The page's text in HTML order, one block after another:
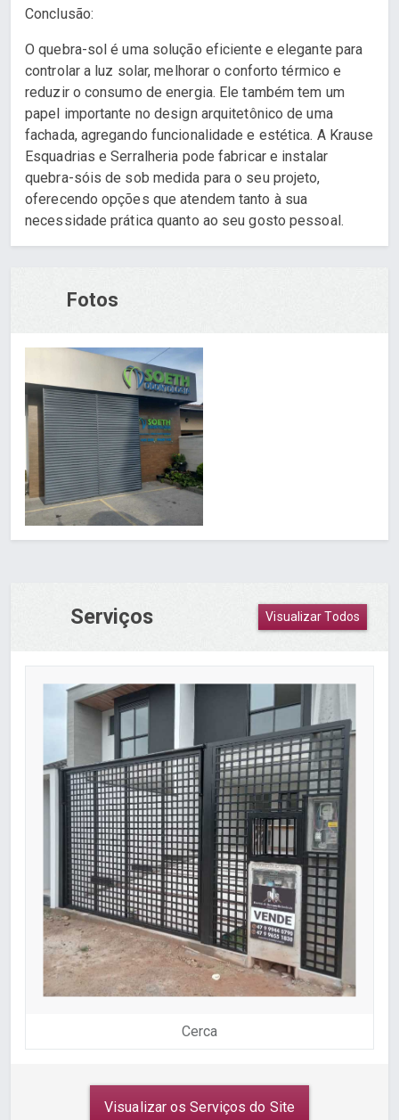
Conclusão:
O quebra-sol é uma solução eficiente e elegante para
controlar a luz solar, melhorar o conforto térmico e
reduzir o consumo de energia. Ele também tem um
papel importante no design arquitetônico de uma
fachada, agregando funcionalidade e estética. A Krause
Esquadrias e Serralheria pode fabricar e instalar
quebra-sóis de sob medida para o seu projeto,
oferecendo opções que atendem tanto à sua
necessidade prática quanto ao seu gosto pessoal.
Fotos
Serviços Visualizar Todos
Cerca
Visualizar os Serviços do Site